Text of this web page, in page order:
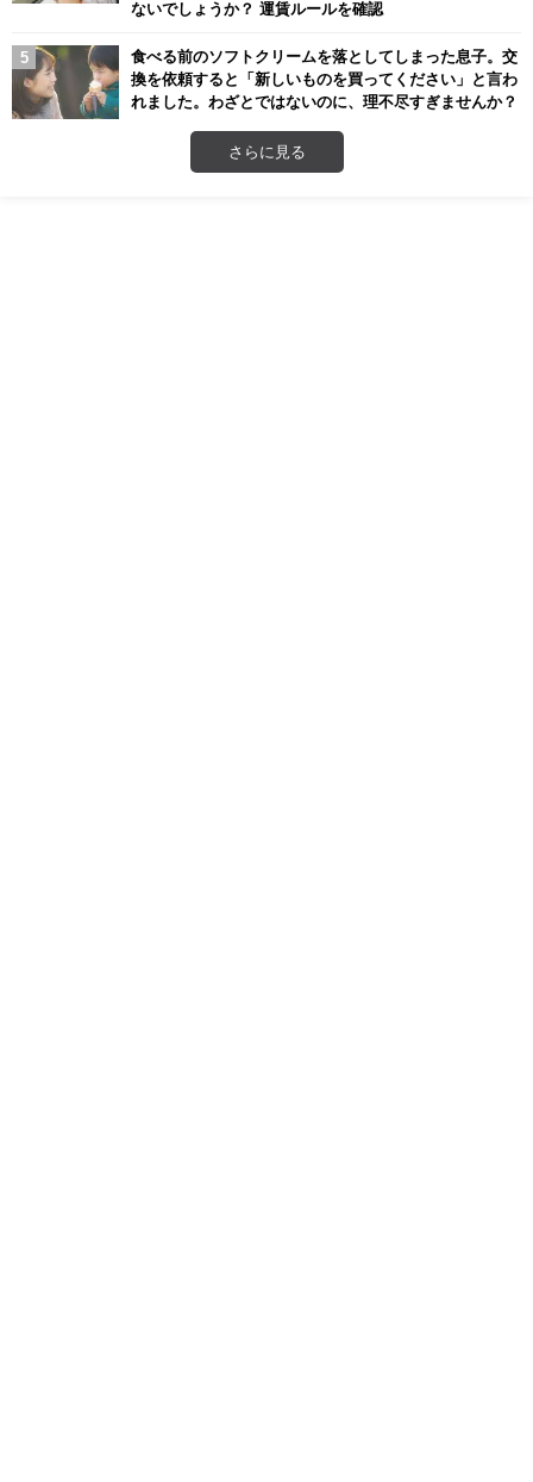
ないでしょうか？ 運賃ルールを確認
食べる前のソフトクリームを落としてしまった息子。交
換を依頼すると「新しいものを買ってください」と言わ
れました。わざとではないのに、理不尽すぎませんか？
さらに見る